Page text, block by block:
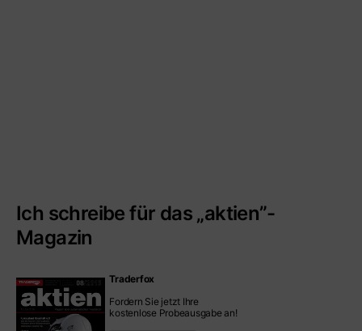
Ich schreibe für das „aktien”-
Magazin
Traderfox
Fordern Sie jetzt Ihre
kostenlose Probeausgabe an!